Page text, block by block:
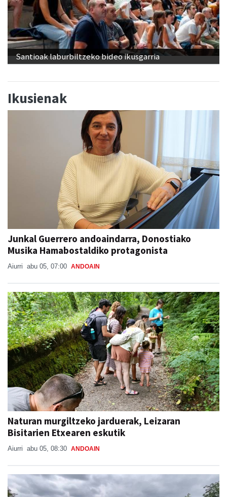
Santioak laburbiltzeko bideo ikusgarria
Ikusienak
Junkal Guerrero andoaindarra, Donostiako
Musika Hamabostaldiko protagonista
Aiurri abu 05, 07:00 ANDOAIN
Naturan murgiltzeko jarduerak, Leizaran
Bisitarien Etxearen eskutik
Aiurri abu 05, 08:30 ANDOAIN